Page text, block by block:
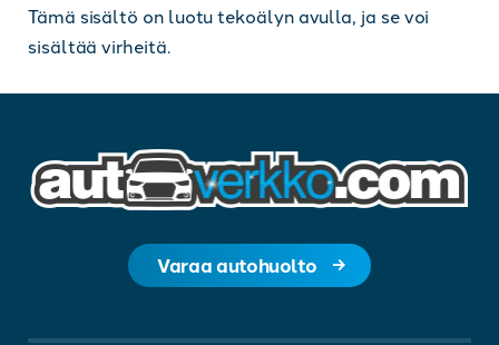
Tämä sisältö on luotu tekoälyn avulla, ja se voi
sisältää virheitä.
Varaa autohuolto